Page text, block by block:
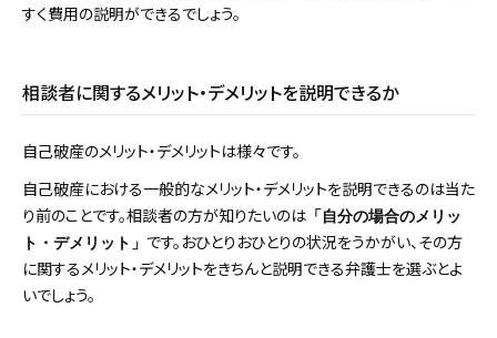
すく費用の説明ができるでしょう。
相談者に関するメリット・デメリットを説明できるか
自己破産のメリット・デメリットは様々です。
自己破産における一般的なメリット・デメリットを説明できるのは当た
り前のことです。相談者の方が知りたいのは 「自分の場合のメリッ
ト・デメリット」 です。おひとりおひとりの状況をうかがい、その方
に関するメリット・デメリットをきちんと説明できる弁護士を選ぶとよ
いでしょう。